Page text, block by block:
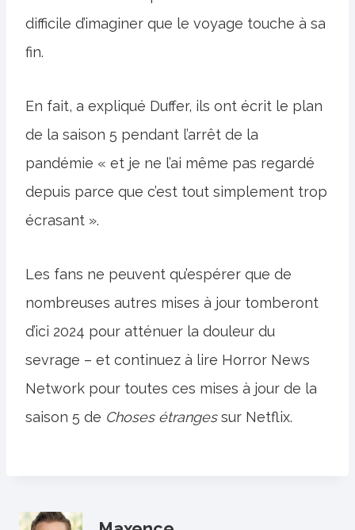
difficile d’imaginer que le voyage touche à sa
fin.
En fait, a expliqué Duffer, ils ont écrit le plan
de la saison 5 pendant l’arrêt de la
pandémie « et je ne l’ai même pas regardé
depuis parce que c’est tout simplement trop
écrasant ».
Les fans ne peuvent qu’espérer que de
nombreuses autres mises à jour tomberont
d’ici 2024 pour atténuer la douleur du
sevrage – et continuez à lire Horror News
Network pour toutes ces mises à jour de la
saison 5 de Choses étrangessur Netflix.